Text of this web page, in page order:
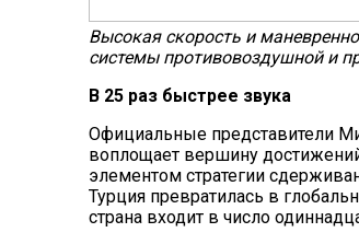
Высокая скорость и
системы противовоздушной и
В 25 раз быстрее звука
Официальные представители
воплощает вершину
элементом стратегии
Турция превратилась в
страна входит в число